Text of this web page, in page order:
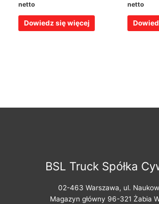
netto
Dowiedz się więcej
netto
BSL Truck Spółka
02-463 Warszawa, ul.
Magazyn główny 96-321 Żabia